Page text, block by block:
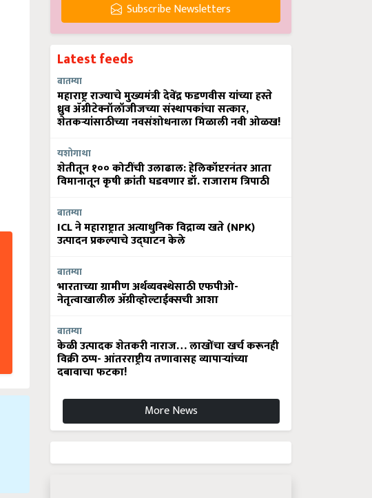
Subscribe Newsletters
Latest feeds
बातम्या
महाराष्ट्र राज्याचे मुख्यमंत्री देवेंद्र फडणवीस यांच्या हस्ते
ध्रुव ॲग्रीटेक्नॉलॉजीजच्या संस्थापकांचा सत्कार,
शेतकऱ्यांसाठीच्या नवसंशोधनाला मिळाली नवी ओळख!
यशोगाथा
शेतीतून १०० कोटींची उलाढाल: हेलिकॉप्टरनंतर आता
विमानातून कृषी क्रांती घडवणार डॉ. राजाराम त्रिपाठी
बातम्या
ICL ने महाराष्ट्रात अत्याधुनिक विद्राव्य खते (NPK)
उत्पादन प्रकल्पाचे उद्घाटन केले
बातम्या
भारताच्या ग्रामीण अर्थव्यवस्थेसाठी एफपीओ-
नेतृत्वाखालील अ‍ॅग्रीव्होल्टाईक्सची आशा
बातम्या
केळी उत्पादक शेतकरी नाराज… लाखोंचा खर्च करूनही
विक्री ठप्प- आंतरराष्ट्रीय तणावासह व्यापाऱ्यांच्या
दबावाचा फटका!
More News